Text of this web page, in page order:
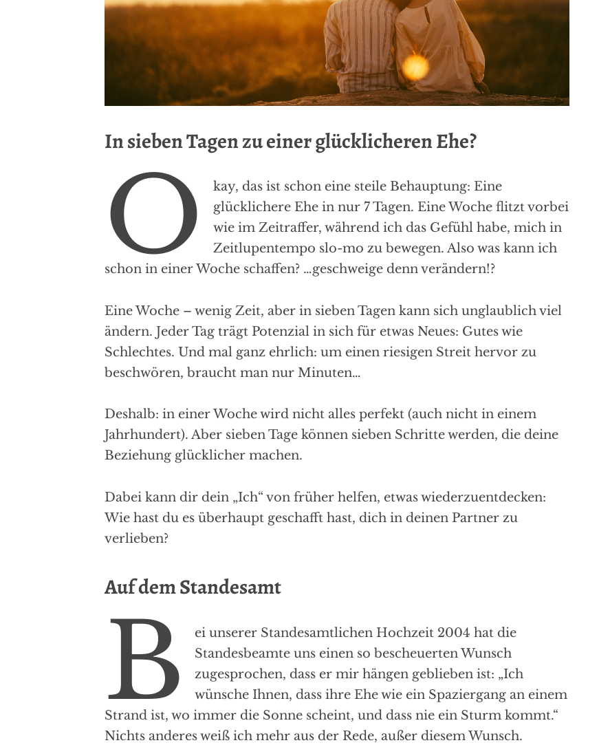
In sieben Tagen zu einer glücklicheren Ehe?
O
kay, das ist schon eine steile Behauptung: Eine
glücklichere Ehe in nur 7 Tagen. Eine Woche flitzt vorbei
wie im Zeitraffer, während ich das Gefühl habe, mich in
Zeitlupentempo slo-mo zu bewegen. Also was kann ich
schon in einer Woche schaffen? …geschweige denn verändern!?
Eine Woche – wenig Zeit, aber in sieben Tagen kann sich unglaublich viel
ändern. Jeder Tag trägt Potenzial in sich für etwas Neues: Gutes wie
Schlechtes. Und mal ganz ehrlich: um einen riesigen Streit hervor zu
beschwören, braucht man nur Minuten…
Deshalb: in einer Woche wird nicht alles perfekt (auch nicht in einem
Jahrhundert). Aber sieben Tage können sieben Schritte werden, die deine
Beziehung glücklicher machen.
Dabei kann dir dein „Ich“ von früher helfen, etwas wiederzuentdecken:
Wie hast du es überhaupt geschafft hast, dich in deinen Partner zu
verlieben?
Auf dem Standesamt
B
ei unserer Standesamtlichen Hochzeit 2004 hat die
Standesbeamte uns einen so bescheuerten Wunsch
zugesprochen, dass er mir hängen geblieben ist: „Ich
wünsche Ihnen, dass ihre Ehe wie ein Spaziergang an einem
Strand ist, wo immer die Sonne scheint, und dass nie ein Sturm kommt.“
Nichts anderes weiß ich mehr aus der Rede, außer diesem Wunsch.